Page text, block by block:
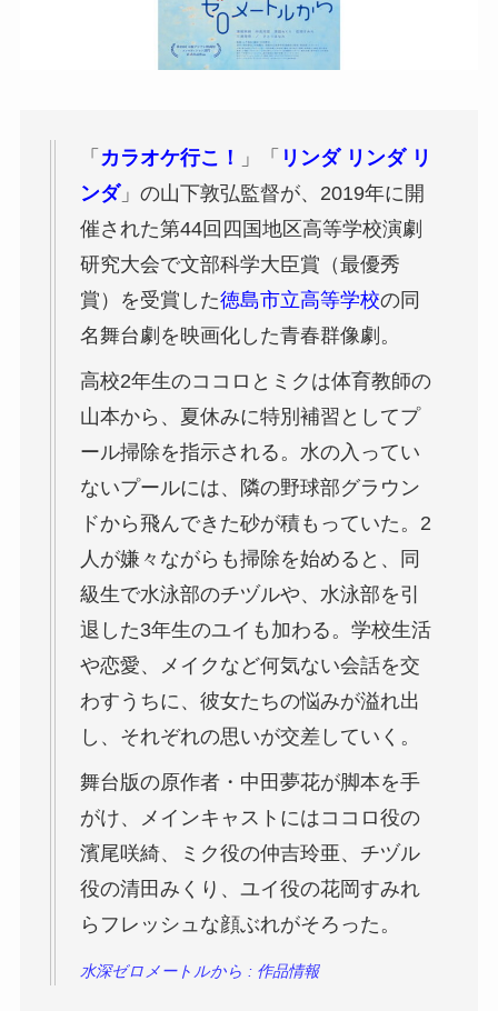
「 カラオケ行こ！ 」「 リンダ リンダ リ
ンダ」の山下敦弘監督が、2019年に開
催された第44回四国地区高等学校演劇
研究大会で文部科学大臣賞（最優秀
賞）を受賞した徳島市立高等学校の同
名舞台劇を映画化した青春群像劇。
高校2年生のココロとミクは体育教師の
山本から、夏休みに特別補習としてプ
ール掃除を指示される。水の入ってい
ないプールには、隣の野球部グラウン
ドから飛んできた砂が積もっていた。2
人が嫌々ながらも掃除を始めると、同
級生で水泳部のチヅルや、水泳部を引
退した3年生のユイも加わる。学校生活
や恋愛、メイクなど何気ない会話を交
わすうちに、彼女たちの悩みが溢れ出
し、それぞれの思いが交差していく。
舞台版の原作者・中田夢花が脚本を手
がけ、メインキャストにはココロ役の
濱尾咲綺、ミク役の仲吉玲亜、チヅル
役の清田みくり、ユイ役の花岡すみれ
らフレッシュな顔ぶれがそろった。
水深ゼロメートルから : 作品情報